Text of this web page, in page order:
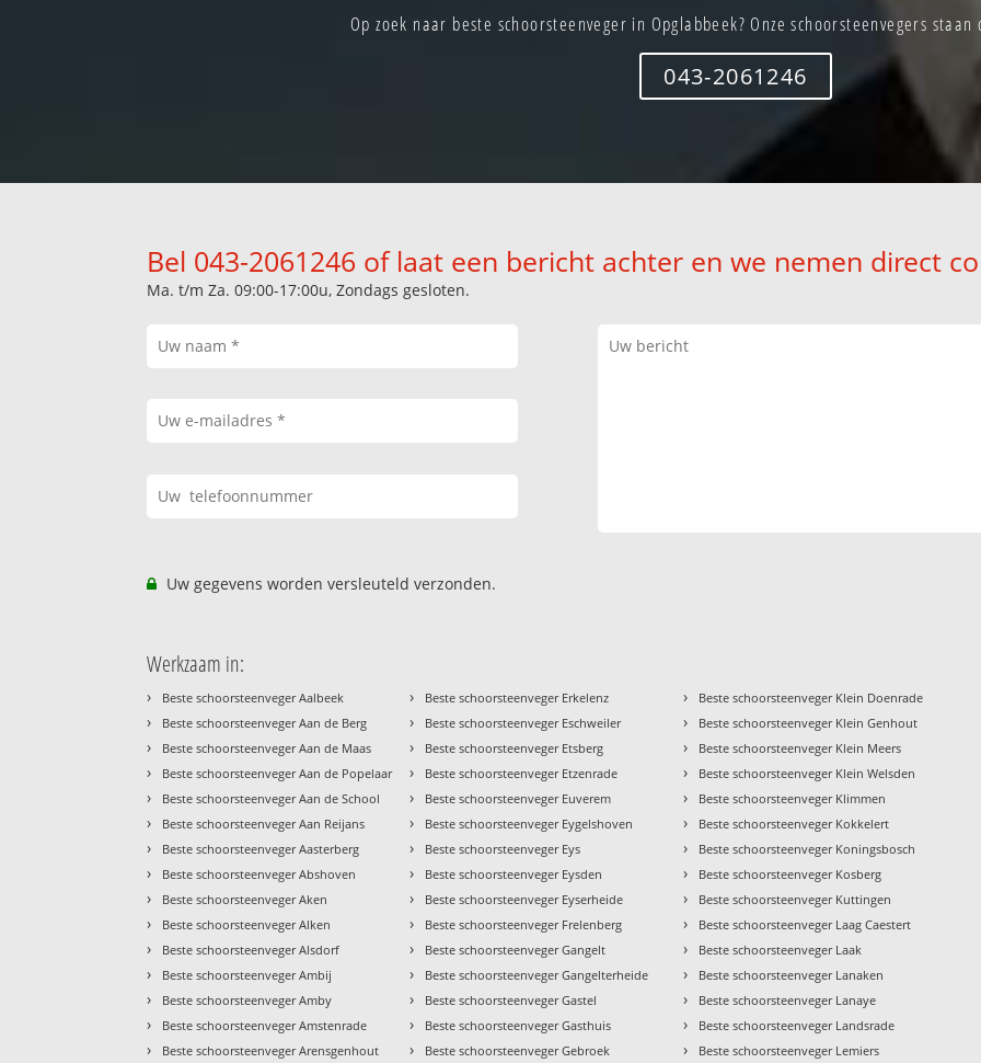
Op zoek naar beste schoorsteenveger in Opglabbeek? Onze schoorsteenvegers
043-2061246
Bel 043-2061246 of laat een bericht achter en we nemen direct
Ma. t/m Za. 09:00-17:00u, Zondags gesloten.
Uw gegevens worden versleuteld verzonden.
Werkzaam in:
› Beste schoorsteenveger Aalbeek
› Beste schoorsteenveger Aan de Berg
› Beste schoorsteenveger Aan de Maas
› Beste schoorsteenveger Aan de Popelaar
› Beste schoorsteenveger Aan de School
› Beste schoorsteenveger Aan Reijans
› Beste schoorsteenveger Aasterberg
› Beste schoorsteenveger Abshoven
› Beste schoorsteenveger Aken
› Beste schoorsteenveger Alken
› Beste schoorsteenveger Alsdorf
› Beste schoorsteenveger Ambij
› Beste schoorsteenveger Amby
› Beste schoorsteenveger Amstenrade
› Beste schoorsteenveger Arensgenhout
› Beste schoorsteenveger Erkelenz
› Beste schoorsteenveger Eschweiler
› Beste schoorsteenveger Etsberg
› Beste schoorsteenveger Etzenrade
› Beste schoorsteenveger Euverem
› Beste schoorsteenveger Eygelshoven
› Beste schoorsteenveger Eys
› Beste schoorsteenveger Eysden
› Beste schoorsteenveger Eyserheide
› Beste schoorsteenveger Frelenberg
› Beste schoorsteenveger Gangelt
› Beste schoorsteenveger Gangelterheide
› Beste schoorsteenveger Gastel
› Beste schoorsteenveger Gasthuis
› Beste schoorsteenveger Gebroek
› Beste schoorsteenveger Klein Doenrade
› Beste schoorsteenveger Klein Genhout
› Beste schoorsteenveger Klein Meers
› Beste schoorsteenveger Klein Welsden
› Beste schoorsteenveger Klimmen
› Beste schoorsteenveger Kokkelert
› Beste schoorsteenveger Koningsbosch
› Beste schoorsteenveger Kosberg
› Beste schoorsteenveger Kuttingen
› Beste schoorsteenveger Laag Caestert
› Beste schoorsteenveger Laak
› Beste schoorsteenveger Lanaken
› Beste schoorsteenveger Lanaye
› Beste schoorsteenveger Landsrade
› Beste schoorsteenveger Lemiers